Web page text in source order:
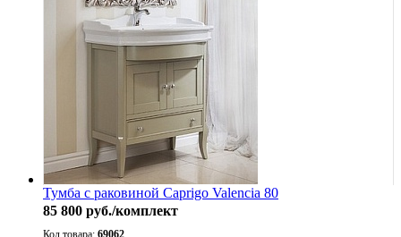
Тумба с раковиной Caprigo Valencia 80
85 800 руб./комплект